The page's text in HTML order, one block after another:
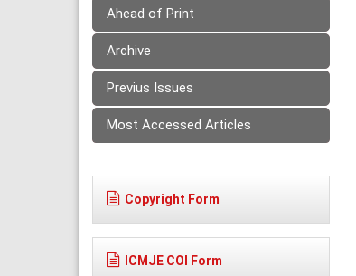
Ahead of Print
Archive
Previus Issues
Most Accessed Articles
Copyright Form
ICMJE COI Form